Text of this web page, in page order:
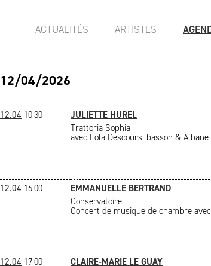
ACTUALITÉS ARTISTES
12/04/2026
12.04 10:30 JULIETTE HUREL
Trattoria Sophia
avec Lola Descours, basson &
12.04 16:00 EMMANUELLE BERTRAND
Conservatoire
Concert de musique de chambre
12.04 17:00 CLAIRE-MARIE LE GUAY